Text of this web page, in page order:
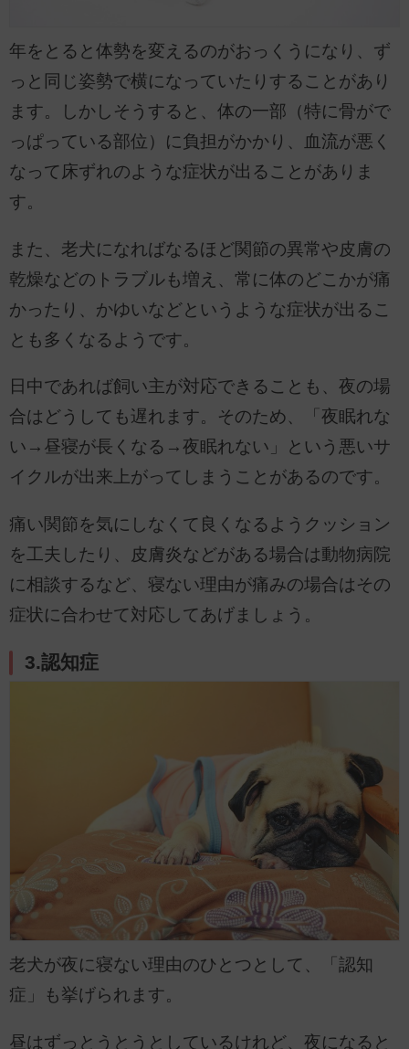
年をとると体勢を変えるのがおっくうになり、ず
っと同じ姿勢で横になっていたりすることがあり
ます。しかしそうすると、体の一部（特に骨がで
っぱっている部位）に負担がかかり、血流が悪く
なって床ずれのような症状が出ることがありま
す。
また、老犬になればなるほど関節の異常や皮膚の
乾燥などのトラブルも増え、常に体のどこかが痛
かったり、かゆいなどというような症状が出るこ
とも多くなるようです。
日中であれば飼い主が対応できることも、夜の場
合はどうしても遅れます。そのため、「夜眠れな
い→昼寝が長くなる→夜眠れない」という悪いサ
イクルが出来上がってしまうことがあるのです。
痛い関節を気にしなくて良くなるようクッション
を工夫したり、皮膚炎などがある場合は動物病院
に相談するなど、寝ない理由が痛みの場合はその
症状に合わせて対応してあげましょう。
3.認知症
老犬が夜に寝ない理由のひとつとして、「認知
症」も挙げられます。
昼はずっとうとうとしているけれど、夜になると